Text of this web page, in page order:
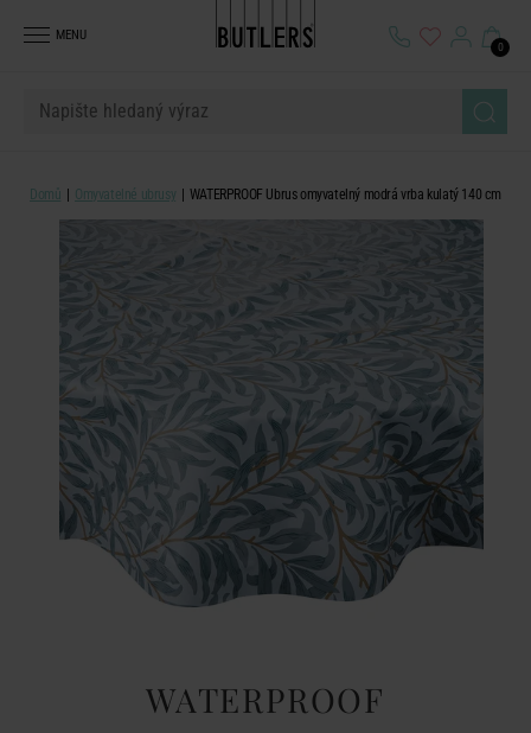
MENU
0
Domů Omyvatelné ubrusy WATERPROOF Ubrus omyvatelný modrá vrba kulatý 140 cm
WATERPROOF